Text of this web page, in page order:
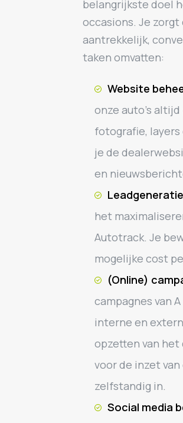
belangrijkste doel
occasions. Je
aantrekkelijk,
taken omvatten:
Website
onze auto’s
fotografie,
je de
en
het
Autotrack. Je
mogelijke cost
(Online)
campagnes van
interne en
opzetten van het
voor de inzet van
zelfstandig in.
Social media